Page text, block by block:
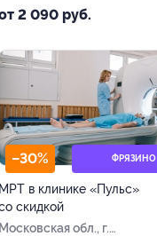
2 090 руб.
–30% ФРЯЗИНО
МРТ в клинике «Пульс»
скидкой
Московская обл., г.